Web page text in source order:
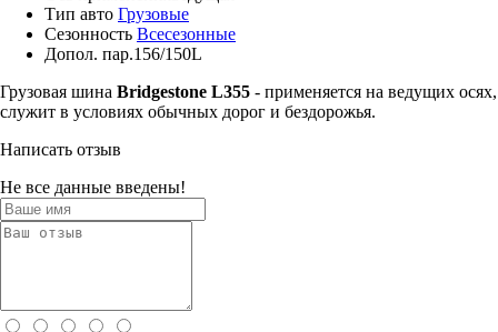
Тип авто Грузовые
Сезонность Всесезонные
Допол. пар.156/150L
Грузовая шина Bridgestone L355 - применяется на ведущих осях,
служит в условиях обычных дорог и бездорожья.
Написать отзыв
Не все данные введены!